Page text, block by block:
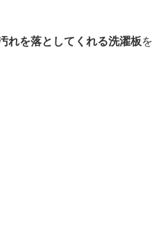
れを落としてくれる洗濯板を